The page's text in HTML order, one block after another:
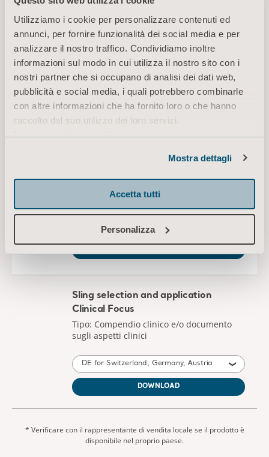
Utilizziamo i cookie per personalizzare contenuti ed
annunci, per fornire funzionalità dei social media e per
analizzare il nostro traffico. Condividiamo inoltre
informazioni sul modo in cui utilizza il nostro sito con i
nostri partner che si occupano di analisi dei dati web,
pubblicità e social media, i quali potrebbero combinarle
con altre informazioni che ha fornito loro o che hanno
raccolto dal suo utilizzo dei loro servizi.
Informazioni sui cookie
Mostra dettagli
Accetta tutti
Personalizza
DOWNLOAD
Arjo sling sizing and measurement
guide
Tipo: Guida Rapida (QRG)
DOWNLOAD
Sling selection and application
Clinical Focus
Tipo: Compendio clinico e/o documento
DOWNLOAD
* Verificare con il rappresentante di vendita locale se il prodotto è
Siamo qui per te!
Non riesci a trovare ciò che stai cercando?
Saremmo lieti di aiutarti.